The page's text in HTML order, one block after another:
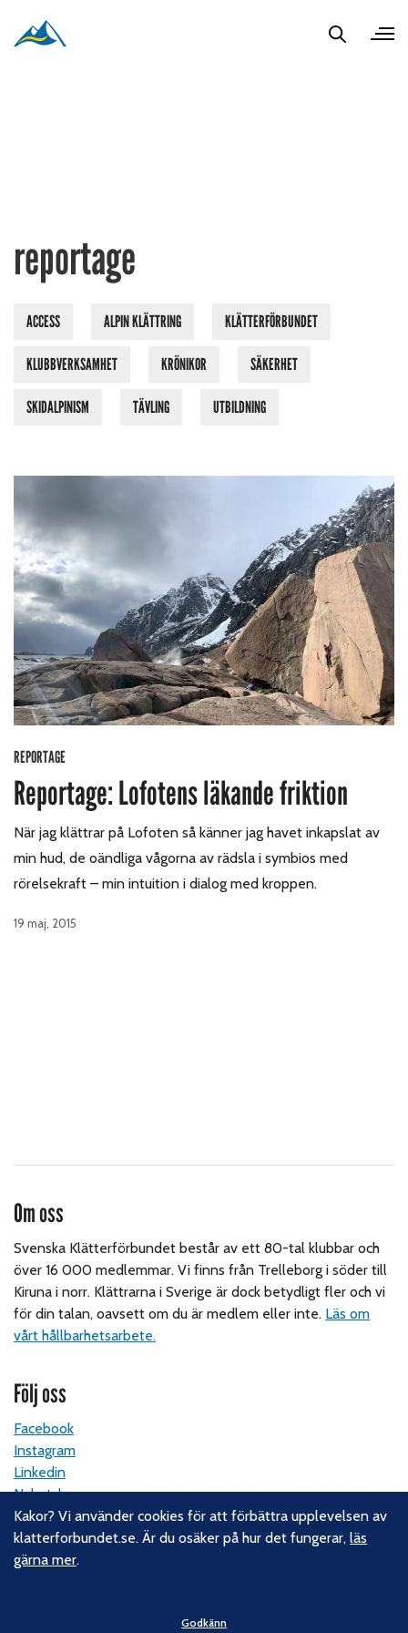
reportage
ACCESS ALPIN KLÄTTRING KLÄTTERFÖRBUNDET
KLUBBVERKSAMHET KRÖNIKOR SÄKERHET
SKIDALPINISM TÄVLING UTBILDNING
REPORTAGE
Reportage: Lofotens läkande friktion
När jag klättrar på Lofoten så känner jag havet inkapslat av
min hud, de oändliga vågorna av rädsla i symbios med
rörelsekraft – min intuition i dialog med kroppen.
19 maj, 2015
Om oss
Svenska Klätterförbundet består av ett 80-tal klubbar och
över 16 000 medlemmar. Vi finns från Trelleborg i söder till
Kiruna i norr. Klättrarna i Sverige är dock betydligt fler och vi
för din talan, oavsett om du är medlem eller inte. Läs om
vårt hållbarhetsarbete.
Följ oss
Facebook
Instagram
Linkedin
Nyhetsbrev
Kontakt
Kakor? Vi använder cookies för att förbättra upplevelsen av
klatterforbundet.se. Är du osäker på hur det fungerar,läs
gärna mer.
Godkänn